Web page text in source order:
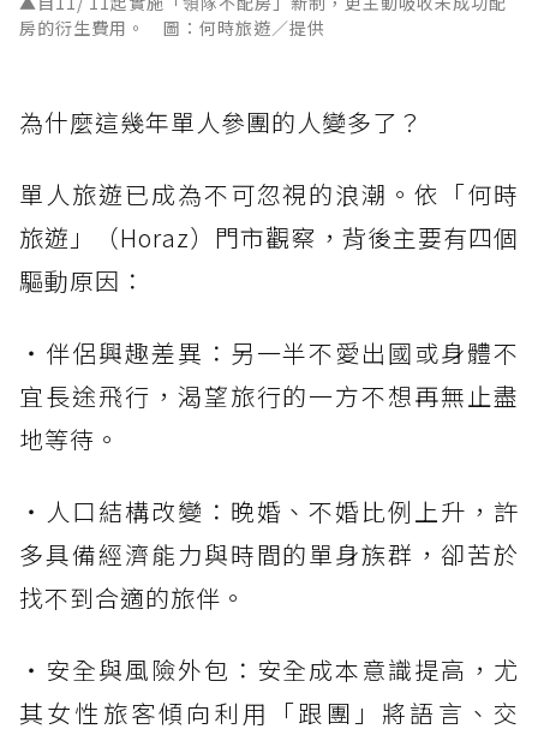
房的衍生費用。 圖：何時旅遊／提供
為什麼這幾年單人參團的人變多了？
單人旅遊已成為不可忽視的浪潮。依「何時
旅遊」（Horaz）門市觀察，背後主要有四個
驅動原因：
・伴侶興趣差異：另一半不愛出國或身體不
宜長途飛行，渴望旅行的一方不想再無止盡
地等待。
・人口結構改變：晚婚、不婚比例上升，許
多具備經濟能力與時間的單身族群，卻苦於
找不到合適的旅伴。
・安全與風險外包：安全成本意識提高，尤
其女性旅客傾向利用「跟團」將語言、交